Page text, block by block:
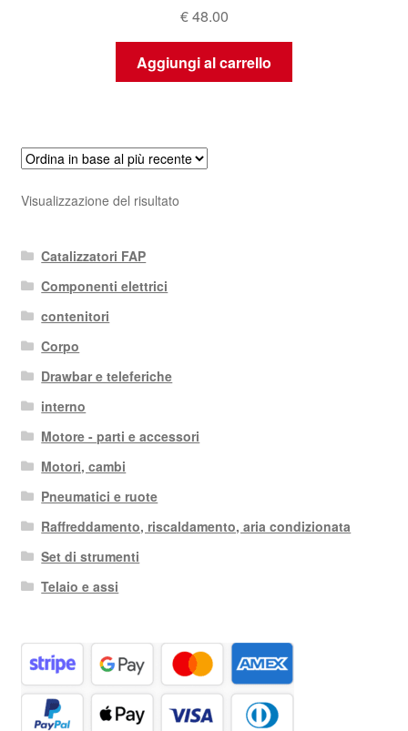
€48.00
Aggiungi al carrello
Visualizzazione del risultato
Catalizzatori FAP
Componenti elettrici
contenitori
Corpo
Drawbar e teleferiche
interno
Motore - parti e accessori
Motori, cambi
Pneumatici e ruote
Raffreddamento, riscaldamento, aria condizionata
Set di strumenti
Telaio e assi